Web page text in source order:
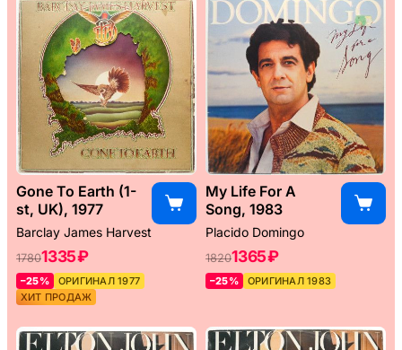
Gone To Earth (1-
st, UK), 1977
Barclay James Harvest
17801335 ₽
–25%
ОРИГИНАЛ 1977
ХИТ ПРОДАЖ
My Life For A
Song, 1983
Placido Domingo
18201365 ₽
–25% ОРИГИНАЛ 1983